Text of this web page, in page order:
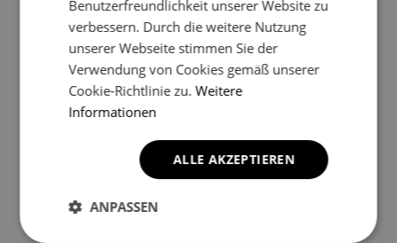
2
Benutzerfreundlichkeit unserer Website zu
verbessern. Durch die weitere Nutzung
unserer Webseite stimmen Sie der
Verwendung von Cookies gemäß unserer
Cookie-Richtlinie zu.Weitere
Informationen
ALLE AKZEPTIEREN
ANPASSEN